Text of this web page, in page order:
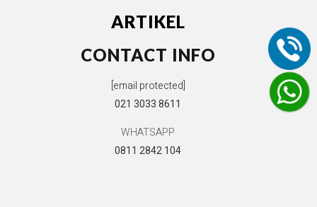
ARTIKEL
CONTACT INFO
[email protected]
021 3033 8611
WHATSAPP
0811 2842 104